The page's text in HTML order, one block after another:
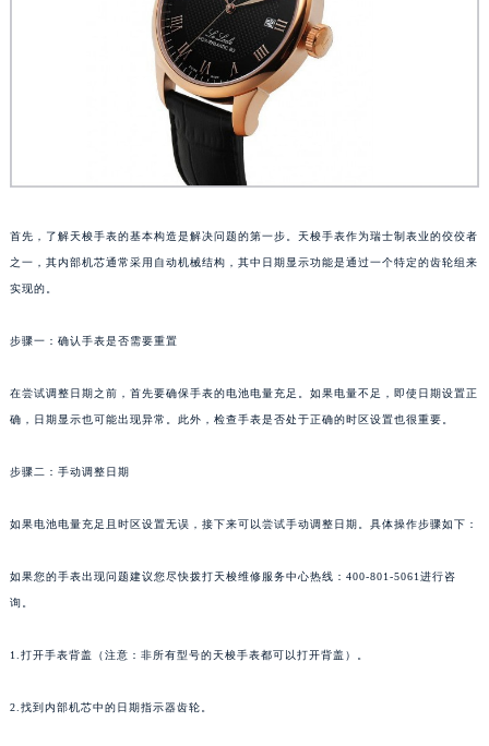
首先，了解天梭手表的基本构造是解决问题的第一步。天梭手表作为瑞士制表业的佼佼者
之一，其内部机芯通常采用自动机械结构，其中日期显示功能是通过一个特定的齿轮组来
实现的。
步骤一：确认手表是否需要重置
在尝试调整日期之前，首先要确保手表的电池电量充足。如果电量不足，即使日期设置正
确，日期显示也可能出现异常。此外，检查手表是否处于正确的时区设置也很重要。
步骤二：手动调整日期
如果电池电量充足且时区设置无误，接下来可以尝试手动调整日期。具体操作步骤如下：
如果您的手表出现问题建议您尽快拨打天梭维修服务中心热线：400-801-5061进行咨
询。
1.打开手表背盖（注意：非所有型号的天梭手表都可以打开背盖）。
2.找到内部机芯中的日期指示器齿轮。